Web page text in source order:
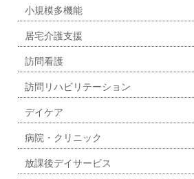
小規模多機能
居宅介護支援
訪問看護
訪問リハビリテーション
デイケア
病院・クリニック
放課後デイサービス